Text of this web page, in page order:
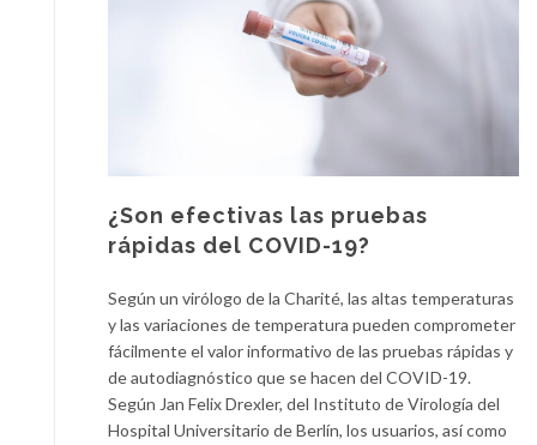
¿Son efectivas las pruebas
rápidas del COVID-19?
Según un virólogo de la Charité, las altas temperaturas
y las variaciones de temperatura pueden comprometer
fácilmente el valor informativo de las pruebas rápidas y
de autodiagnóstico que se hacen del COVID-19.
Según Jan Felix Drexler, del Instituto de Virología del
Hospital Universitario de Berlín, los usuarios, así como